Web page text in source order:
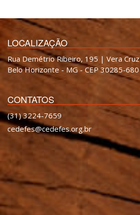
LOCALIZAÇÃO
Rua Demétrio Ribeiro, 195 | Vera Cruz
Belo Horizonte - MG - CEP 30285-680
CONTATOS
(31) 3224-7659
cedefes@cedefes.org.br